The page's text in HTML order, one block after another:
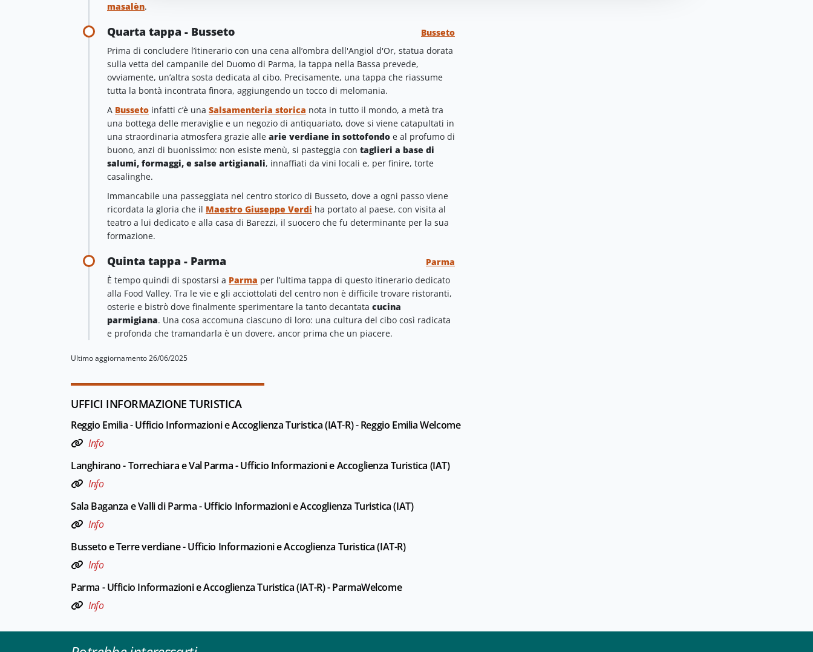
masalèn.
Quarta tappa - Busseto
Busseto
Prima di concludere l’itinerario con una cena all’ombra dell'Angiol d'Or, statua dorata
sulla vetta del campanile del Duomo di Parma, la tappa nella Bassa prevede,
ovviamente, un’altra sosta dedicata al cibo. Precisamente, una tappa che riassume
tutta la bontà incontrata finora, aggiungendo un tocco di melomania.
A Busseto infatti c’è una Salsamenteria storica nota in tutto il mondo, a metà tra
una bottega delle meraviglie e un negozio di antiquariato, dove si viene catapultati in
una straordinaria atmosfera grazie alle arie verdiane in sottofondo e al profumo di
buono, anzi di buonissimo: non esiste menù, si pasteggia con taglieri a base di
salumi, formaggi, e salse artigianali, innaffiati da vini locali e, per finire, torte
casalinghe.
Immancabile una passeggiata nel centro storico di Busseto, dove a ogni passo viene
ricordata la gloria che il Maestro Giuseppe Verdi ha portato al paese, con visita al
teatro a lui dedicato e alla casa di Barezzi, il suocero che fu determinante per la sua
formazione.
Quinta tappa - Parma
Parma
È tempo quindi di spostarsi a Parma per l’ultima tappa di questo itinerario dedicato
alla Food Valley. Tra le vie e gli acciottolati del centro non è difficile trovare ristoranti,
osterie e bistrò dove finalmente sperimentare la tanto decantata cucina
parmigiana. Una cosa accomuna ciascuno di loro: una cultura del cibo così radicata
e profonda che tramandarla è un dovere, ancor prima che un piacere.
Ultimo aggiornamento 26/06/2025
UFFICI INFORMAZIONE TURISTICA
Reggio Emilia - Ufficio Informazioni e Accoglienza Turistica (IAT-R) - Reggio Emilia Welcome
Info
Langhirano - Torrechiara e Val Parma - Ufficio Informazioni e Accoglienza Turistica (IAT)
Info
Sala Baganza e Valli di Parma - Ufficio Informazioni e Accoglienza Turistica (IAT)
Info
Busseto e Terre verdiane - Ufficio Informazioni e Accoglienza Turistica (IAT-R)
Info
Parma - Ufficio Informazioni e Accoglienza Turistica (IAT-R) - ParmaWelcome
Info